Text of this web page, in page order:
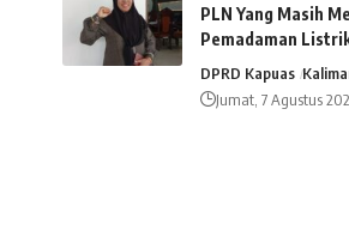
PLN Yang Masih
Pemadaman
DPRD Kapuas
Jumat, 7 Agustus